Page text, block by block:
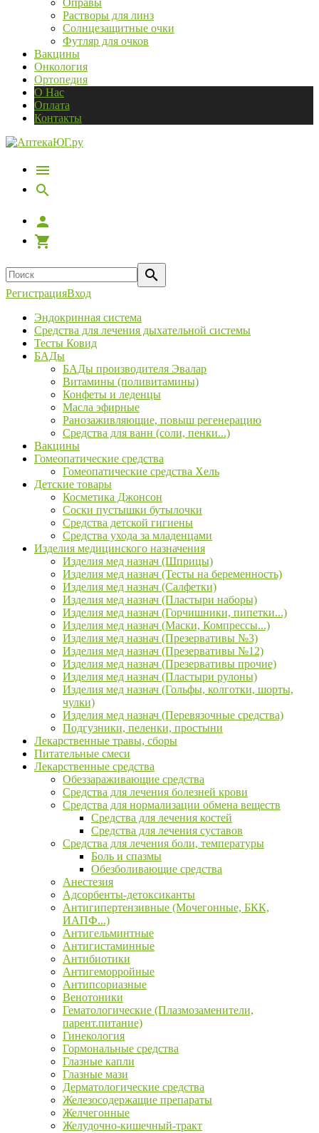
Оправы
Растворы для линз
Солнцезащитные очки
Футляр для очков
Вакцины
Онкология
Ортопедия
О Нас
Оплата
Контакты
РегистрацияВход
Эндокринная система
Средства для лечения дыхательной системы
Тесты Ковид
БАДы
БАДы производителя Эвалар
Витамины (поливитамины)
Конфеты и леденцы
Масла эфирные
Ранозаживляющие, повыш регенерацию
Средства для ванн (соли, пенки...)
Вакцины
Гомеопатические средства
Гомеопатические средства Хель
Детские товары
Косметика Джонсон
Соски пустышки бутылочки
Средства детской гигиены
Средства ухода за младенцами
Изделия медицинского назначения
Изделия мед назнач (Шприцы)
Изделия мед назнач (Тесты на беременность)
Изделия мед назнач (Салфетки)
Изделия мед назнач (Пластыри наборы)
Изделия мед назнач (Горчишники, пипетки...)
Изделия мед назнач (Маски, Компрессы...)
Изделия мед назнач (Презервативы №3)
Изделия мед назнач (Презервативы №12)
Изделия мед назнач (Презервативы прочие)
Изделия мед назнач (Пластыри рулоны)
Изделия мед назнач (Гольфы, колготки, шорты,
чулки)
Изделия мед назнач (Перевязочные средства)
Подгузники, пеленки, простыни
Лекарственные травы, сборы
Питательные смеси
Лекарственные средства
Обеззараживающие средства
Средства для лечения болезней крови
Средства для нормализации обмена веществ
Средства для лечения костей
Средства для лечения суставов
Средства для лечения боли, температуры
Боль и спазмы
Обезболивающие средства
Анестезия
Адсорбенты-детоксиканты
Антигипертензивные (Мочегонные, БКК,
ИАПФ...)
Антигельминтные
Антигистаминные
Антибиотики
Антигеморройные
Антипсориазные
Венотоники
Гематологические (Плазмозаменители,
парент.питание)
Гинекология
Гормональные средства
Глазные капли
Глазные мази
Дерматологические средства
Железосодержащие препараты
Желчегонные
Желудочно-кишечный-тракт